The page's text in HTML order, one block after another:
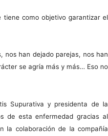
tiene como objetivo garantizar el
nos han dejado parejas, nos han
se agría más y más… Eso no
Supurativa y presidenta de la
de esta enfermedad gracias al
la colaboración de la compañía